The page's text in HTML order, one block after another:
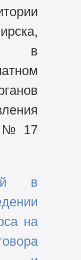
в
№ 17
в
на